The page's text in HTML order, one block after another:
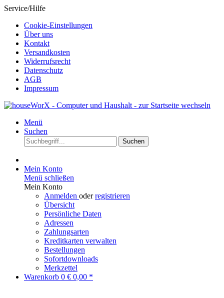
Service/Hilfe
Cookie-Einstellungen
Über uns
Kontakt
Versandkosten
Widerrufsrecht
Datenschutz
AGB
Impressum
Menü
Suchen
Suchen
Mein Konto
Menü schließen
Mein Konto
Anmelden oderregistrieren
Übersicht
Persönliche Daten
Adressen
Zahlungsarten
Kreditkarten verwalten
Bestellungen
Sofortdownloads
Merkzettel
Warenkorb 0 € 0,00 *